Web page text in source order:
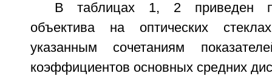
В таблицах 1, 2 приведен
объектива на оптических
указанным сочетаниям
коэффициентов основных средних